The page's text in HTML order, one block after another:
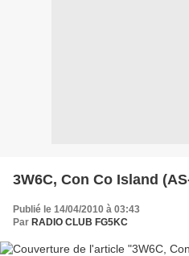
3W6C, Con Co Island
Publié le 14/04/2010 à 03:43
Par RADIO CLUB FG5KC